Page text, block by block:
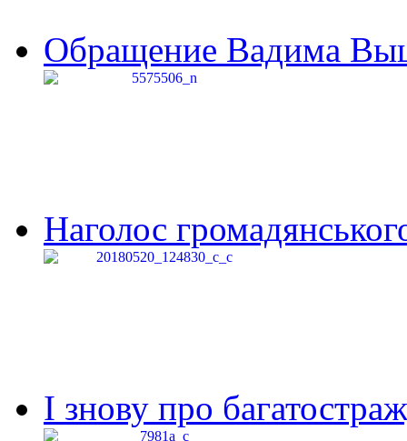
Обращение Вадима
Наголос
І знову про